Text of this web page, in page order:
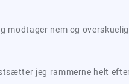
modtager nem og
jeg rammerne helt